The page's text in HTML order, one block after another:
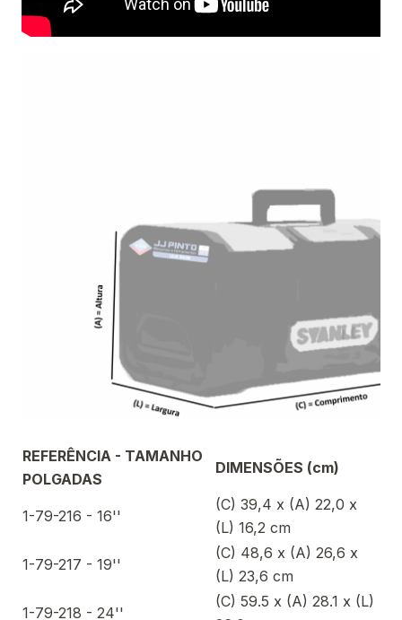
REFERÊNCIA - TAMANHO
POLGADAS
DIMENSÕES (cm)
1-79-216 - 16''
(C) 39,4 x (A) 22,0 x
(L) 16,2 cm
1-79-217 - 19''
(C) 48,6 x (A) 26,6 x
(L) 23,6 cm
1-79-218 - 24''
(C) 59.5 x (A) 28.1 x (L)